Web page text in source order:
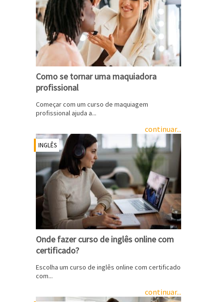
Como se tornar uma maquiadora
profissional
Começar com um curso de maquiagem
profissional ajuda a...
continuar...
INGLÊS
Onde fazer curso de inglês online com
certificado?
Escolha um curso de inglês online com certificado
com...
continuar...